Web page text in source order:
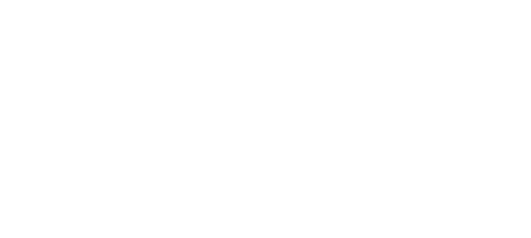
usando um shampoo convencional.